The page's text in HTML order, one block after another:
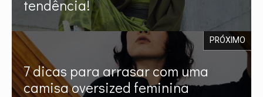
tendência!
PRÓXIMO
7 dicas para arrasar com uma
camisa oversized feminina